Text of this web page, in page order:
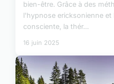
bien-être. Grâce à des
l'hypnose ericksonienne et
consciente, la thér...
16 juin 2025